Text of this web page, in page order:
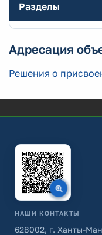
Разделы
Адресация
Решения о
НАШИ КОНТАКТЫ
628002, г. Ханты-